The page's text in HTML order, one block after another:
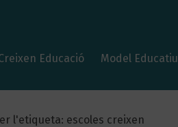
Educació Model Educatiu
l'etiqueta: escoles creixen